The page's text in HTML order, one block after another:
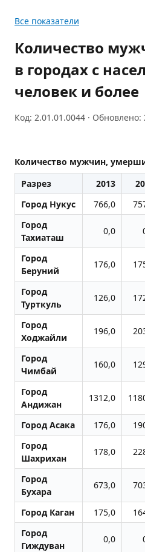
Все показатели
Количество
в городах с
человек и более
Код: 2.01.01.0044 · Обновлено:
Количество мужчин,
Разрез
2013
Город Нукус
766,0
Город
Тахиаташ
0,0
Город
Беруний
176,0
Город
Турткуль
126,0
Город
Ходжайли
196,0
Город
Чимбай
160,0
Город
Андижан
1312,0
Город Асака 176,0
Город
Шахрихан
178,0
Город
Бухара
673,0
Город Каган 175,0
Город
Гиждуван
0,0